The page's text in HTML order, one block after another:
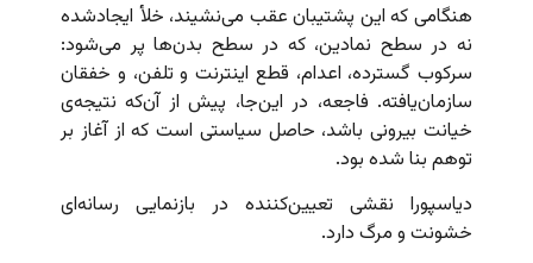
هنگامی که این پشتیبان عقب می‌نشیند، خلأ ایجادشده
نه در سطح نمادین، که در سطح بدن‌ها پر می‌شود:
سرکوب گسترده، اعدام، قطع اینترنت و تلفن، و خفقان
سازمان‌یافته. فاجعه، در این‌جا، پیش از آن‌که نتیجه‌ی
خیانت بیرونی باشد، حاصل سیاستی است که از آغاز بر
توهم بنا شده بود.
دیاسپورا نقشی تعیین‌کننده در بازنمایی رسانه‌ای
خشونت و مرگ دارد.